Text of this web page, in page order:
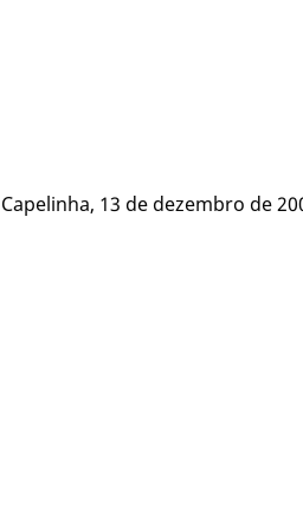
13 de dezembro de